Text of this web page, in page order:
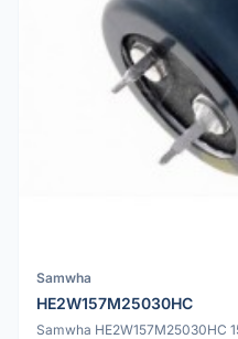
Samwha
HE2W157M25030HC
Samwha HE2W157M25030HC